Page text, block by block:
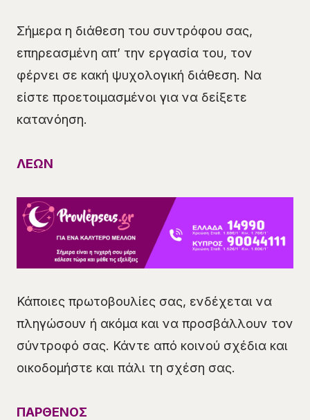
Σήμερα η διάθεση του συντρόφου σας,
επηρεασμένη απ’ την εργασία του, τον
φέρνει σε κακή ψυχολογική διάθεση. Να
είστε προετοιμασμένοι για να δείξετε
κατανόηση.
ΛΕΩΝ
Κάποιες πρωτοβουλίες σας, ενδέχεται να
πληγώσουν ή ακόμα και να προσβάλλουν τον
σύντροφό σας. Κάντε από κοινού σχέδια και
οικοδομήστε και πάλι τη σχέση σας.
ΠΑΡΘΕΝΟΣ